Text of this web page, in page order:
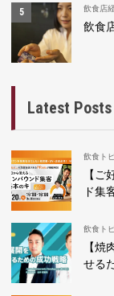
飲食店
飲食
Latest Posts
飲食ト
【
ド集
飲食ト
【焼
せる